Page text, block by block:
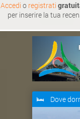
Accedi o registrati
per inserire la tua
Dove